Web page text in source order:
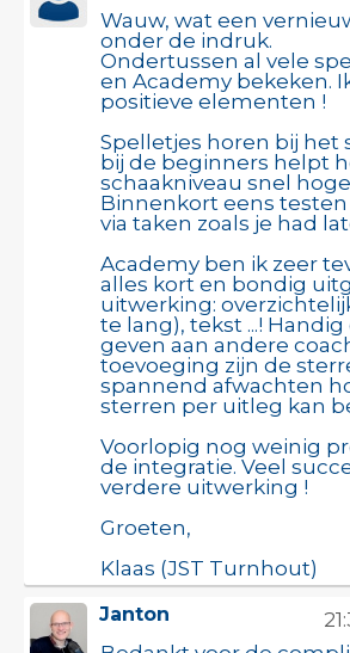
Wauw, wat een
onder de indruk.
Ondertussen al vele
en Academy bekeken.
positieve elementen !
Spelletjes horen bij het
bij de beginners helpt
schaakniveau snel
Binnenkort eens
via taken zoals je had
Academy ben ik zeer
alles kort en bondig
uitwerking:
te lang), tekst ...!
geven aan andere
toevoeging zijn de
spannend afwachten
sterren per uitleg kan
Voorlopig nog weinig
de integratie. Veel
verdere uitwerking !
Groeten,
Klaas (JST Turnhout)
Janton